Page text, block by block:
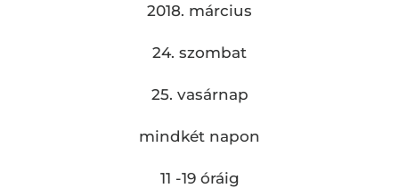
2018. március
24. szombat
25. vasárnap
mindkét napon
11 -19 óráig